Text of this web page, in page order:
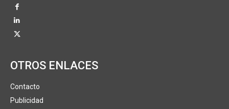
OTROS ENLACES
Contacto
Publicidad